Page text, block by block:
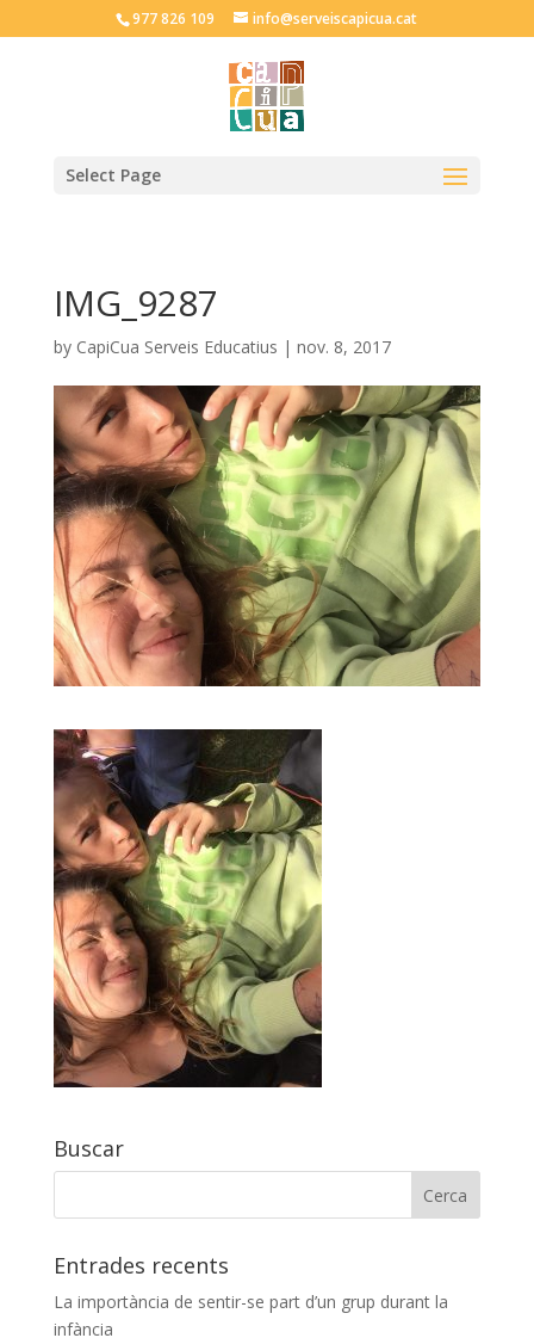
977 826 109 info@serveiscapicua.cat
Select Page
IMG_9287
by CapiCua Serveis Educatius | nov. 8, 2017
Buscar
Entrades recents
La importància de sentir-se part d’un grup durant la
infància